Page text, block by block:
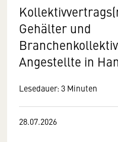
Gehälter und
Angestellte in
Lesedauer: 3 Minuten
28.07.2026